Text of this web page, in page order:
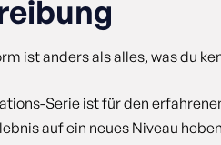
ist anders als alles, was du
Serie ist für den
auf ein neues Niveau